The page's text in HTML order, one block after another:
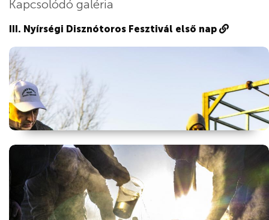
Kapcsolódó galéria
III. Nyírségi Disznótoros Fesztivál első nap